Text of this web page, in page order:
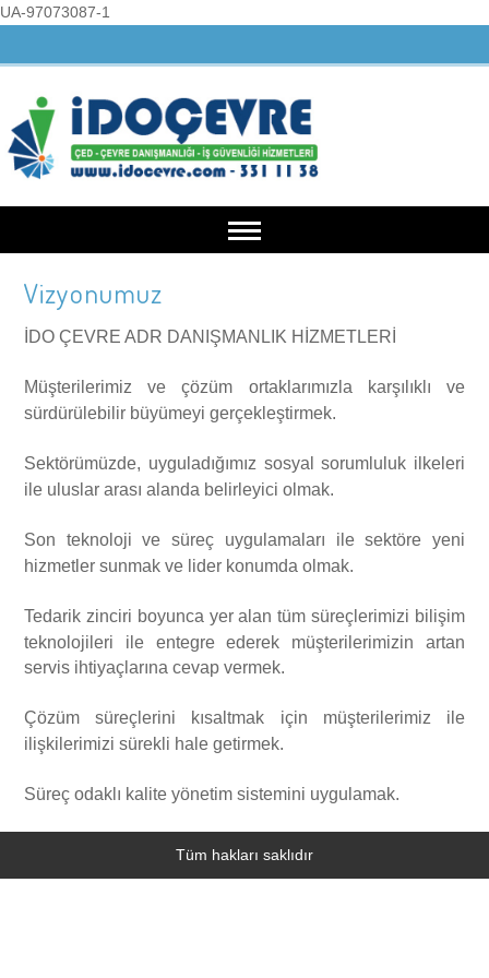
UA-97073087-1
Anasayfa
Kurumsal
Hakkımızda
Misyonumuz
Vizyonumuz
Kalite Politikamız
Hizmetlerimiz
ÇED İşlemleri
ÇEVRE Danışmanlığı
Çevre İzin ve Lisans İşlemleri
TMGD ADR Danışmanlığı
YEŞİL LİMAN (Green Port) Belgesi
İşyeri Açma ve Çalıştırma (GSM) Ruhsatı
Belgelerimiz
Fotoğraf Galerisi
İftar Programı 2017
Eğitimlerimiz
Yasal Mevzuat
Çevre Kanunu
Deniz Çevresinin Petrol ve Diğer Zararlı Maddelerle Kirlenmesinde
İŞ GÜVENLİĞİ
Limanlar Kanunu
İletişim
Vizyonumuz
İDO ÇEVRE ADR DANIŞMANLIK HİZMETLERİ
Müşterilerimiz ve çözüm ortaklarımızla karşılıklı ve
sürdürülebilir büyümeyi gerçekleştirmek.
Sektörümüzde, uyguladığımız sosyal sorumluluk ilkeleri
ile uluslar arası alanda belirleyici olmak.
Son teknoloji ve süreç uygulamaları ile sektöre yeni
hizmetler sunmak ve lider konumda olmak.
Tedarik zinciri boyunca yer alan tüm süreçlerimizi bilişim
teknolojileri ile entegre ederek müşterilerimizin artan
servis ihtiyaçlarına cevap vermek.
Çözüm süreçlerini kısaltmak için müşterilerimiz ile
ilişkilerimizi sürekli hale getirmek.
Süreç odaklı kalite yönetim sistemini uygulamak.
Tüm hakları saklıdır